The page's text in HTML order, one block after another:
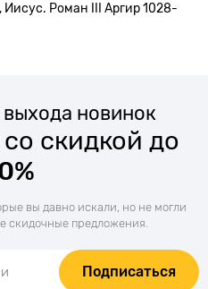
Роман III Аргир 1028-
выхода новинок
скидкой до
вы давно искали, но не могли
скидочные предложения.
Подписаться